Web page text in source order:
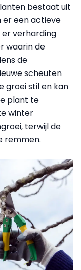
bestaat uit
er een actieve
verharding
waarin de
de
scheuten
groei stil en kan
plant te
winter
terwijl de
remmen.